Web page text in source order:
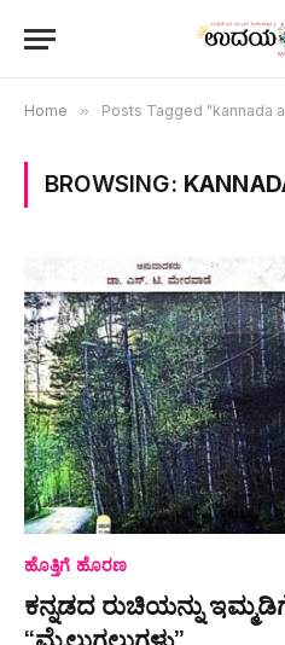
Home » Posts Tagged "kannada
BROWSING:
ಹೊತ್ತಿಗೆ ಹೊರಣ
ಕನ್ನಡದ ರುಚಿಯನ್ನು